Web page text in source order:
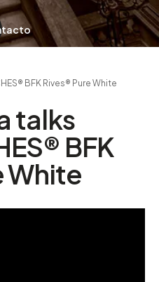
BFK Rives® Pure White
talks
BFK
White